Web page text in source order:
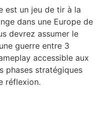
est un jeu de tir à la
dans une Europe de
devrez assumer le
guerre entre 3
accessible aux
phases stratégiques
réflexion.